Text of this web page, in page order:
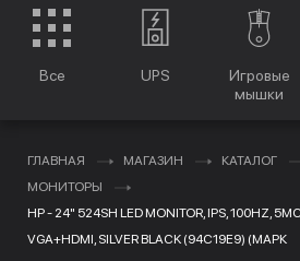
Все UPS
Игровые
мышки
ГЛАВНАЯ МАГАЗИН КАТАЛОГ
МОНИТОРЫ
HP - 24" 524SH LED MONITOR, IPS, 100HZ,
VGA+HDMI, SILVER BLACK (94C19E9) (МАРК